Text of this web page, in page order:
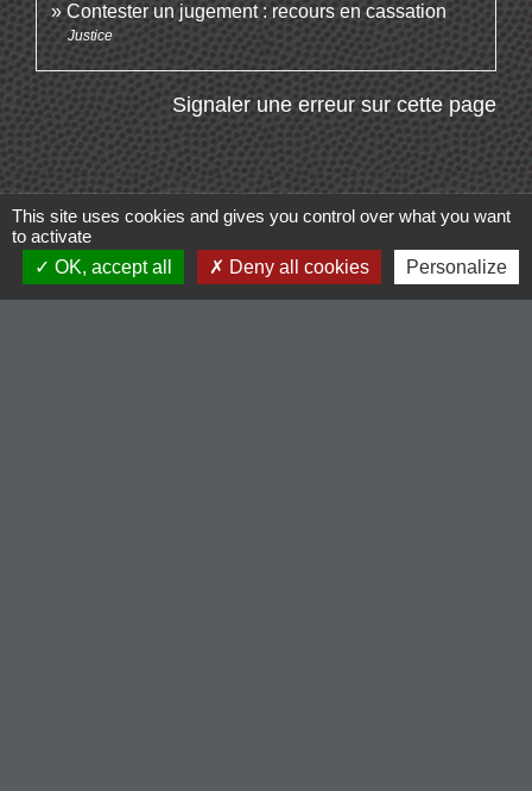
Contester un jugement : recours en cassation
Justice
Signaler une erreur sur cette page
Contacts
Commune de Cordelle
This site uses cookies and gives you control over what you want
to activate
OK, accept all
Deny all cookies Personalize